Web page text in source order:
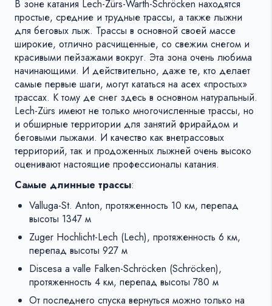
В зоне катания Lech-Zürs-Warth-Schröcken находятся
простые, средние и трудные трассы, а также лыжни
для беговых лыж. Трассы в основной своей массе
широкие, отлично расчищенные, со свежим снегом и
красивыми пейзажами вокруг. Эта зона очень любима
начинающими. И действительно, даже те, кто делает
самые первые шаги, могут кататься на асех «простых»
трассах. К тому де снег здесь в основном натуральный.
Lech-Zürs имеют не только многочисленные трассы, но
и обширные территории для занятий фрирайдом и
беговыми лыжами. И качество как внетрассовых
территорий, так и продоженных лыжней очень высоко
оценивают настоящие профессионалы катания.
Самые длинные трассы:
Valluga-St. Anton, протяженность 10 км, перепад
высоты 1347 м
Zuger Hochlicht-Lech (Lech), протяженность 6 км,
перепад высоты 927 м
Discesa a valle Falken-Schröcken (Schröcken),
протяженность 4 км, перепад высоты 780 м
От последнего спуска вернуться можно только на